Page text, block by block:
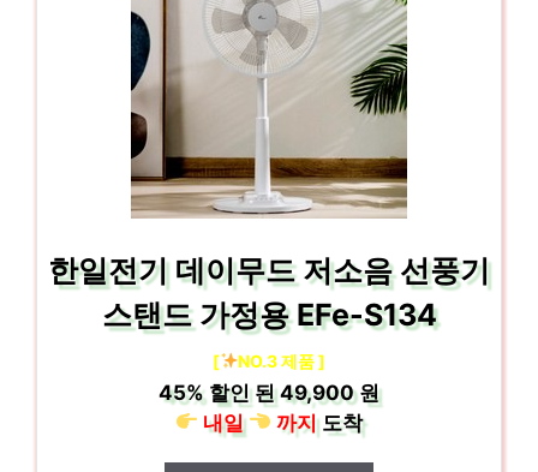
한일전기 데이무드 저소음 선풍기
스탠드 가정용 EFe-S134
[ NO.3 제품 ]
45% 할인 된49,900 원
내일
까지도착